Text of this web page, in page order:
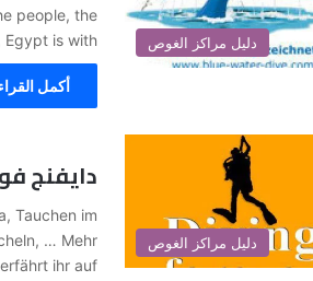
دليل مراكز الغوص
people, the
is with…
أكمل
دليل مراكز الغوص
دايفنج
Tauchen im
… Mehr
erfährt ihr auf…